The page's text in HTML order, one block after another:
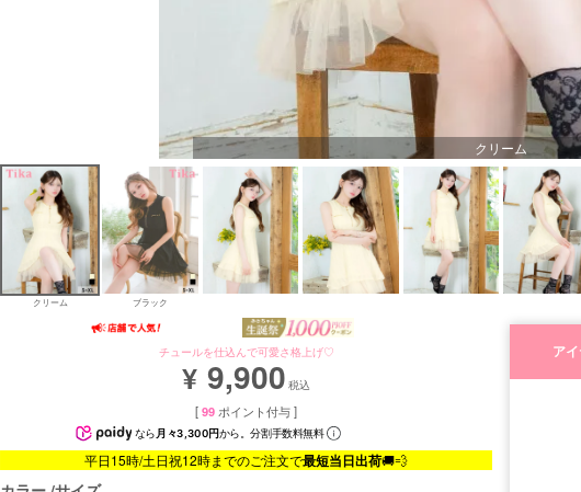
クリーム
クリーム ブラック
チュールを仕込んで可愛さ格上げ♡
¥ 9,900 税込
[99ポイント付与 ]
なら月々3,300円から。分割手数料無料
平日15時/土日祝12時までのご注文で最短当日出荷🚚💨
ア